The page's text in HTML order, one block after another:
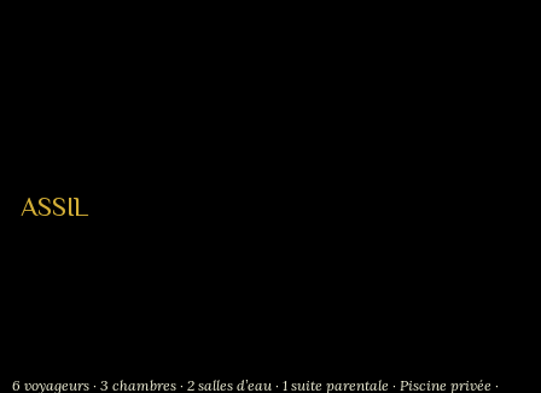
ASSIL
6 voyageurs · 3 chambres · 2 salles d’eau · 1 suite parentale · Piscine privée ·